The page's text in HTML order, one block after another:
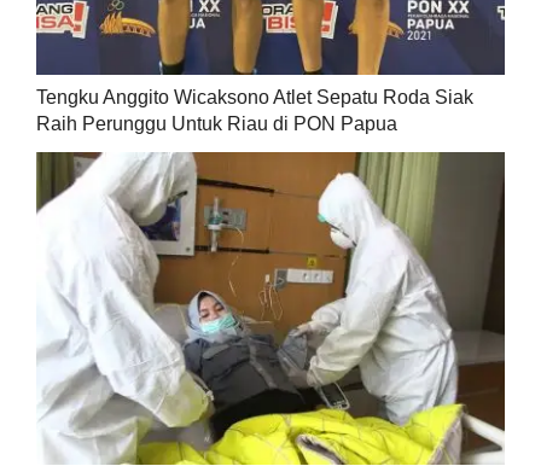
Tengku Anggito Wicaksono Atlet Sepatu Roda Siak
Raih Perunggu Untuk Riau di PON Papua